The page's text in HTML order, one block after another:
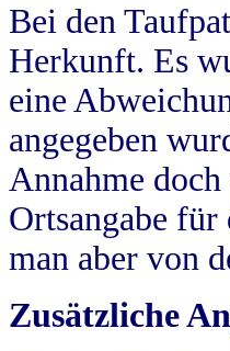
Bei den
Herkunft. Es
eine
angegeben
Annahme
Ortsangabe für
man aber von
Zusätzliche